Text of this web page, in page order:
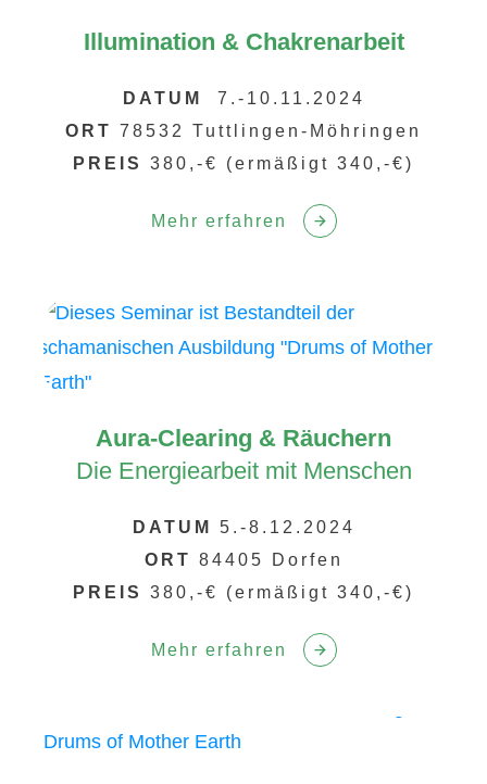
Illumination & Chakrenarbeit
DATUM
7.-10.11.2024
ORT 78532 Tuttlingen-Möhringen
PREIS 380,-€ (ermäßigt 340,-€)
Mehr erfahren
Aura-Clearing & Räuchern
Die Energiearbeit mit Menschen
DATUM
5.-8.12.2024
ORT 84405 Dorfen
PREIS 380,-€ (ermäßigt 340,-€)
Mehr erfahren